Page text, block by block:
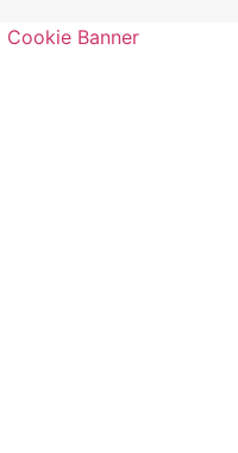
Cookie Banner